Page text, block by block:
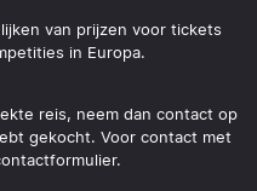
van prijzen voor tickets
in Europa.
reis, neem dan contact op
gekocht. Voor contact met